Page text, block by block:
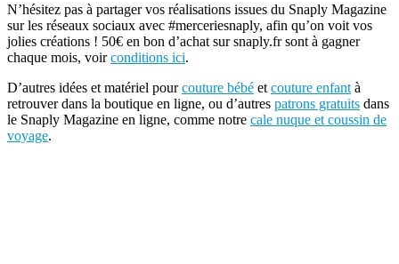
N’hésitez pas à partager vos réalisations issues du Snaply Magazine
sur les réseaux sociaux avec #merceriesnaply, afin qu’on voit vos
jolies créations ! 50€ en bon d’achat sur snaply.fr sont à gagner
chaque mois, voirconditions ici.
D’autres idées et matériel pourcouture bébé et couture enfant à
retrouver dans la boutique en ligne, ou d’autres patrons gratuits dans
le Snaply Magazine en ligne, comme notre cale nuque et coussin de
voyage.